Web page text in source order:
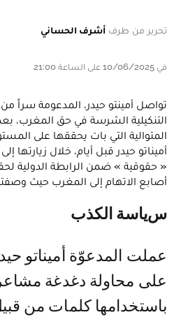
تحرير من طرف أشرف الحساني
في 10/06/2025 على الساعة 21:00
تواصل أمينتو حيدر، المدعومة سراً من
التنكيلية الشرسة في حق المغرب،
المتوالية التي بات يحققها على
أميناتو حيدر قبل أيام، خلال زيارتها
« حقوقية » ضمن الرابطة الدولية
أصابع الاتهام إلى المغرب حيث
سياسة الكذب
عملت المدعوّة أميناتو
على محاولة دغدغة
باستخدامها كلمات من